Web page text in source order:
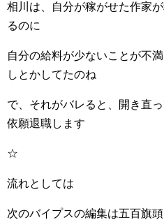
相川は、自分が稼がせた作家
るのに
自分の給料が少ないことが不
しとかしてたのね
で、それがバレると、開き直
依願退職します
☆
流れとしては
次のバイプスの編集は五百旗